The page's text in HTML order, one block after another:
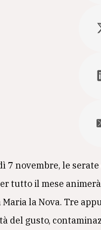
7 novembre, le serate
tutto il mese animerà
Maria la Nova. Tre
del gusto,